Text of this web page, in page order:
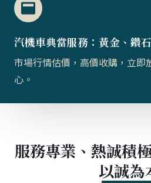
汽機車典當服務：黃金、鑽
市場行情估價，高價收購，立即
心。
服務專業、熱誠積
以誠為